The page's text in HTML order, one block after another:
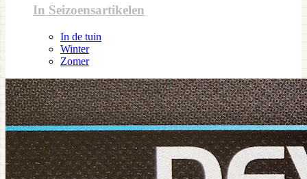
In Seizoensartikelen
In de tuin
Winter
Zomer